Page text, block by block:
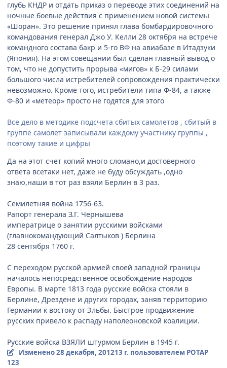
глубь КНДР и отдать приказ о переводе этих соединений на
ночные боевые действия с применением новой системы
«Шоран». Это решение принял глава бомбардировочного
командования генерал Джо У. Келли 28 октября на встрече
командного состава бакр и 5-го ВФ на авиабазе в Итадзуки
(Япония). На этом совещании был сделан главный вывод о
том, что не допустить прорыва «мигов» к Б-29 силами
большого числа истребителей сопровождения практически
невозможно. Кроме того, истребители типа Ф-84, а также
Ф-80 и «метеор» просто не годятся для этого
Все дело в методике подсчета сбитых самолетов , сбитый в
группе самолет записывали каждому участнику группы ,
поэтому такие и цифры
Да на этот счет копий много сломано,и достоверного
ответа всетаки нет, даже не буду обсуждать ,одно
знаю,наши в тот раз взяли Берлин в 3 раз.
Семилетняя война 1756-63.
Рапорт генерала З.Г. Чернышева
императрице о занятии русскими войсками
(главнокомандующий Салтыков ) Берлина
28 сентября 1760 г.
С переходом русской армией своей западной границы
началось непосредственное освобождение народов
Европы. В марте 1813 года русские войска стояли в
Берлине, Дрездене и других городах, заняв территорию
Германии к востоку от Эльбы. Быстрое продвижение
русских привело к распаду наполеоновской коалиции.
Русские войска ВЗЯЛИ штурмом Берлин в 1945 г.
Изменено28 декабря, 201213 г. пользователем POTAP
123